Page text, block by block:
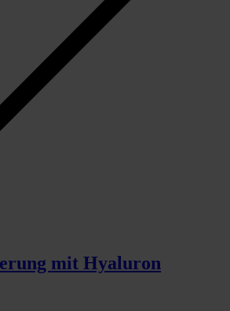
mit Hyaluron